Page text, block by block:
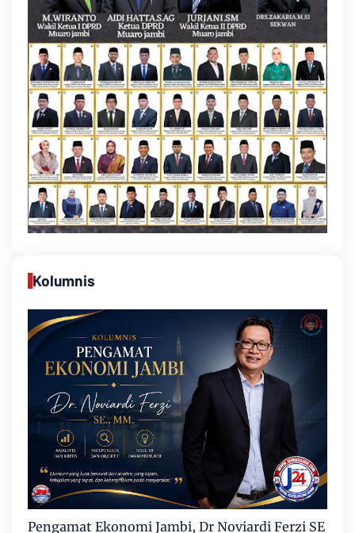
Kolumnis
Pengamat Ekonomi Jambi, Dr Noviardi Ferzi SE